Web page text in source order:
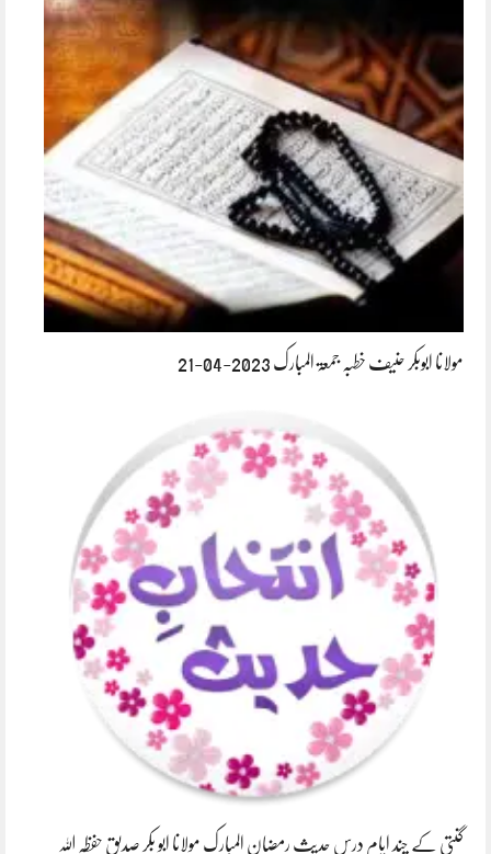
مولانا ابوبکر حنیف خطبہ جمعۃ المبارک 2023-04-21
گنتی کے چند ایام درسِ حدیث رمضان المبارک مولانا ابو بکر صدیق حفظہ اللہ